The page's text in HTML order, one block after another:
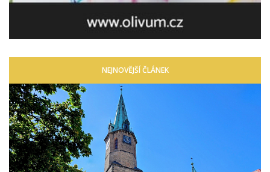
NEJNOVĚJŠÍ ČLÁNEK